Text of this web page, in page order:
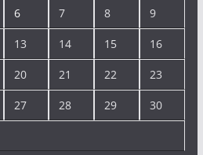
6 7 8 9
13 14 15 16
20 21 22 23
27 28 29 30